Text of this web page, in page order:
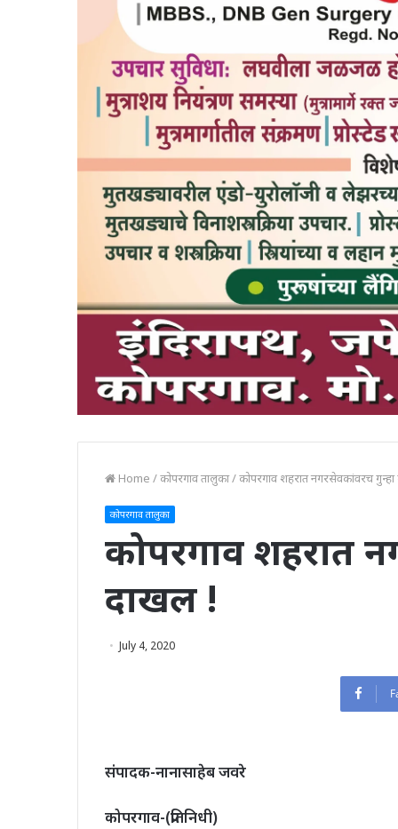
Home /कोपरगाव तालुका/कोपरगाव शहरात नगरसेवकांवरच
कोपरगाव तालुका
कोपरगाव शहरात
दाखल !
July 4, 2020
संपादक-नानासाहेब जवरे
कोपरगाव-(प्रतिनिधी)